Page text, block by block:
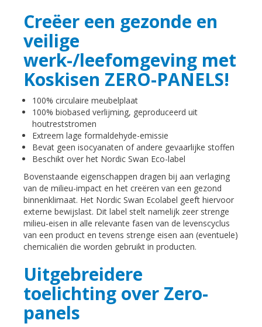
Creëer een gezonde en
veilige
werk-/leefomgeving met
Koskisen ZERO-PANELS!
100% circulaire meubelplaat
100% biobased verlijming, geproduceerd uit
houtreststromen
Extreem lage formaldehyde-emissie
Bevat geen isocyanaten of andere gevaarlijke stoffen
Beschikt over het Nordic Swan Eco-label
Bovenstaande eigenschappen dragen bij aan verlaging
van de milieu-impact en het creëren van een gezond
binnenklimaat. Het Nordic Swan Ecolabel geeft hiervoor
externe bewijslast. Dit label stelt namelijk zeer strenge
milieu-eisen in alle relevante fasen van de levenscyclus
van een product en tevens strenge eisen aan (eventuele)
chemicaliën die worden gebruikt in producten.
Uitgebreidere
toelichting over Zero-
panels